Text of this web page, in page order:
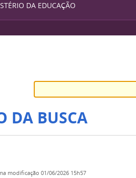
DA EDUCAÇÃO
DA BUSCA
modificação 01/06/2026 15h57